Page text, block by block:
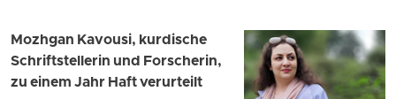
Mozhgan Kavousi, kurdische
Schriftstellerin und Forscherin,
zu einem Jahr Haft verurteilt